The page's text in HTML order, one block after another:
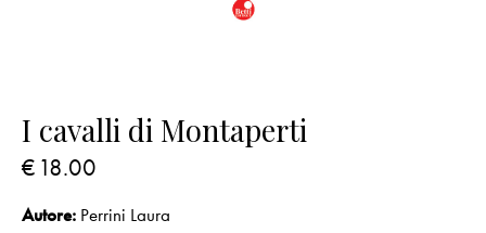
I cavalli di Montaperti
€ 18.00
Autore: Perrini Laura